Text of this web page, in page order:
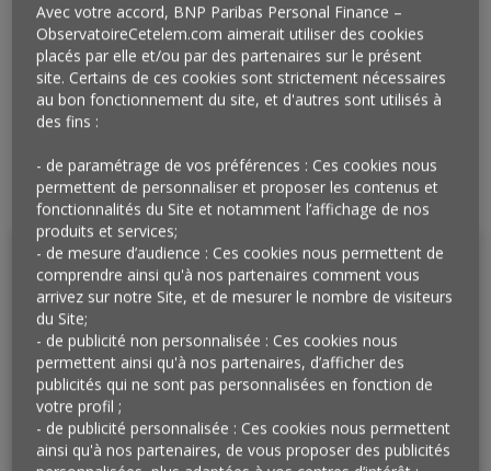
Ressources à télécharger
Note détaillée
Rapport complet
Méthodologie
Enquête réalisée en ligne par Harris Interactive du
9 au 11 juin 2021. Échantillon de 1 026 personnes,
représentatif des Français âgés de 18 ans et plus.
Méthode des quotas et redressement appliqués
aux variables suivantes : sexe, âge, catégorie
socioprofessionnelle et région de l’interviewé(e).
Avec votre accord, BNP Paribas Personal Finance –
ObservatoireCetelem.com aimerait utiliser des cookies
placés par elle et/ou par des partenaires sur le présent
site. Certains de ces cookies sont strictement nécessaires
au bon fonctionnement du site, et d'autres sont utilisés à
des fins :
- de paramétrage de vos préférences : Ces cookies nous
permettent de personnaliser et proposer les contenus et
fonctionnalités du Site et notamment l’affichage de nos
produits et services;
- de mesure d’audience : Ces cookies nous permettent de
comprendre ainsi qu'à nos partenaires comment vous
arrivez sur notre Site, et de mesurer le nombre de visiteurs
du Site;
- de publicité non personnalisée : Ces cookies nous
permettent ainsi qu'à nos partenaires, d’afficher des
publicités qui ne sont pas personnalisées en fonction de
votre profil ;
- de publicité personnalisée : Ces cookies nous permettent
ainsi qu'à nos partenaires, de vous proposer des publicités